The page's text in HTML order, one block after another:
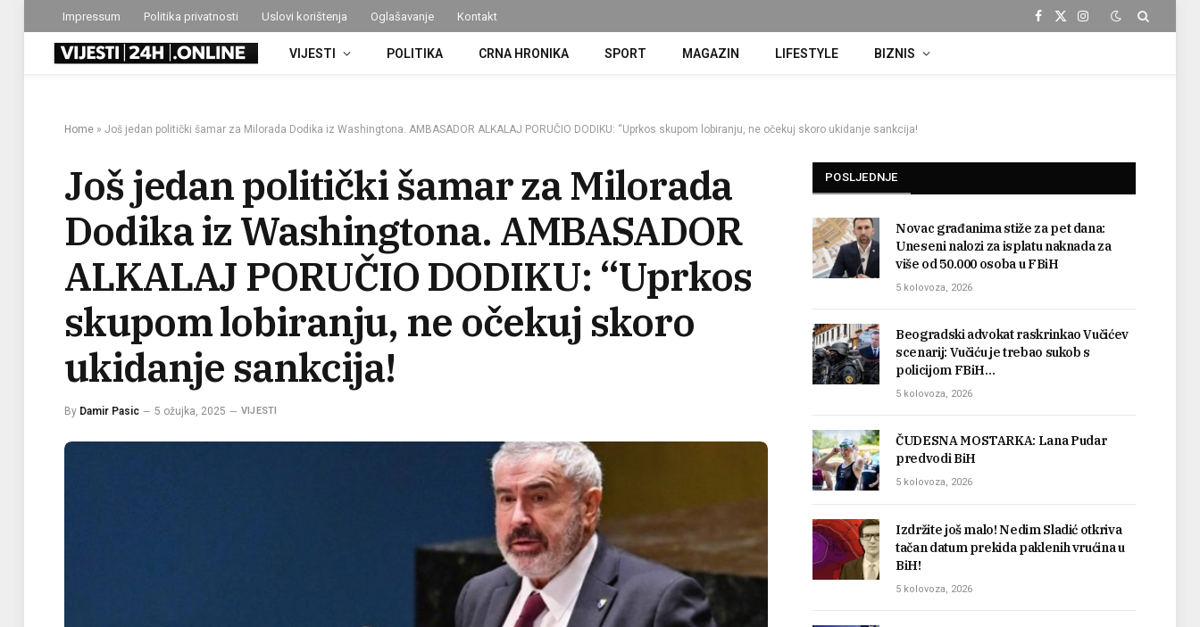
Impressum Politika privatnosti Uslovi korištenja Oglašavanje Kontakt
Facebook
X
Instagram
VIJESTI POLITIKA CRNA HRONIKA SPORT MAGAZIN LIFESTYLE BIZNIS
Home » Još jedan politički šamar za Milorada Dodika iz Washingtona. AMBASADOR ALKALAJ PORUČIO DODIKU: “Uprkos skupom lobiranju, ne očekuj skoro ukidanje sankcija!
Još jedan politički šamar za Milorada
Dodika iz Washingtona. AMBASADOR
ALKALAJ PORUČIO DODIKU: “Uprkos
skupom lobiranju, ne očekuj skoro
ukidanje sankcija!
By Damir Pasic 5 ožujka, 2025 VIJESTI
POSLJEDNJE
Novac građanima stiže za pet dana:
Uneseni nalozi za isplatu naknada za
više od 50.000 osoba u FBiH
5 kolovoza, 2026
Beogradski advokat raskrinkao Vučićev
scenarij: Vučiću je trebao sukob s
policijom FBiH…
5 kolovoza, 2026
ČUDESNA MOSTARKA: Lana Pudar
predvodi BiH
5 kolovoza, 2026
Izdržite još malo! Nedim Sladić otkriva
tačan datum prekida paklenih vrućina u
BiH!
5 kolovoza, 2026